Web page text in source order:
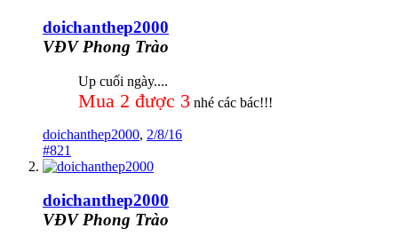
doichanthep2000
VĐV Phong Trào
Up cuối ngày....
Mua 2 được 3 nhé các bác!!!
doichanthep2000, 2/8/16
#821
doichanthep2000
VĐV Phong Trào